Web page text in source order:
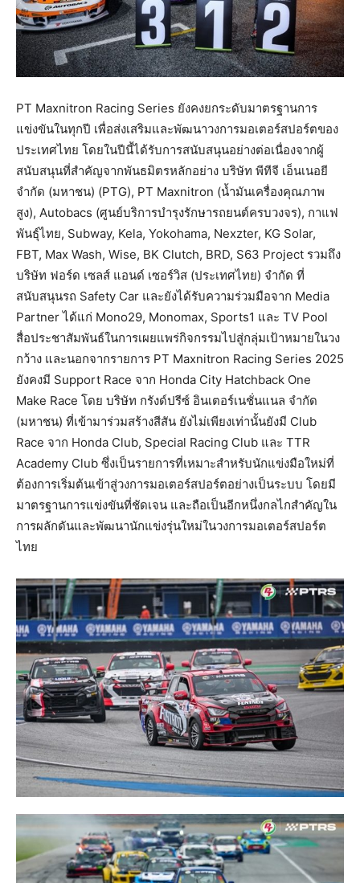
PT Maxnitron Racing Series ยังคงยกระดับมาตรฐานการ
แข่งขันในทุกปี เพื่อส่งเสริมและพัฒนาวงการมอเตอร์สปอร์ตของ
ประเทศไทย โดยในปีนี้ได้รับการสนับสนุนอย่างต่อเนื่องจากผู้
สนับสนุนที่สำคัญจากพันธมิตรหลักอย่าง บริษัท พีทีจี เอ็นเนอยี
จำกัด (มหาชน) (PTG), PT Maxnitron (น้ำมันเครื่องคุณภาพ
สูง), Autobacs (ศูนย์บริการบำรุงรักษารถยนต์ครบวงจร), กาแฟ
พันธุ์ไทย, Subway, Kela, Yokohama, Nexzter, KG Solar,
FBT, Max Wash, Wise, BK Clutch, BRD, S63 Project รวมถึง
บริษัท ฟอร์ด เซลส์ แอนด์ เซอร์วิส (ประเทศไทย) จำกัด ที่
สนับสนุนรถ Safety Car และยังได้รับความร่วมมือจาก Media
Partner ได้แก่ Mono29, Monomax, Sports1 และ TV Pool
สื่อประชาสัมพันธ์ในการเผยแพร่กิจกรรมไปสู่กลุ่มเป้าหมายในวง
กว้าง และนอกจากรายการ PT Maxnitron Racing Series 2025
ยังคงมี Support Race จาก Honda City Hatchback One
Make Race โดย บริษัท กรังด์ปรีซ์ อินเตอร์เนชั่นแนล จำกัด
(มหาชน) ที่เข้ามาร่วมสร้างสีสัน ยังไม่เพียงเท่านั้นยังมี Club
Race จาก Honda Club, Special Racing Club และ TTR
Academy Club ซึ่งเป็นรายการที่เหมาะสำหรับนักแข่งมือใหม่ที่
ต้องการเริ่มต้นเข้าสู่วงการมอเตอร์สปอร์ตอย่างเป็นระบบ โดยมี
มาตรฐานการแข่งขันที่ชัดเจน และถือเป็นอีกหนึ่งกลไกสำคัญใน
การผลักดันและพัฒนานักแข่งรุ่นใหม่ในวงการมอเตอร์สปอร์ต
ไทย